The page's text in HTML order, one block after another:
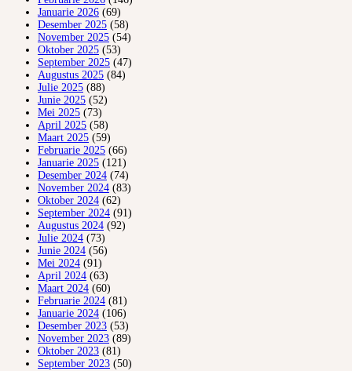
Januarie 2026 (69)
Desember 2025 (58)
November 2025 (54)
Oktober 2025 (53)
September 2025 (47)
Augustus 2025 (84)
Julie 2025 (88)
Junie 2025 (52)
Mei 2025 (73)
April 2025 (58)
Maart 2025 (59)
Februarie 2025 (66)
Januarie 2025 (121)
Desember 2024 (74)
November 2024 (83)
Oktober 2024 (62)
September 2024 (91)
Augustus 2024 (92)
Julie 2024 (73)
Junie 2024 (56)
Mei 2024 (91)
April 2024 (63)
Maart 2024 (60)
Februarie 2024 (81)
Januarie 2024 (106)
Desember 2023 (53)
November 2023 (89)
Oktober 2023 (81)
September 2023 (50)